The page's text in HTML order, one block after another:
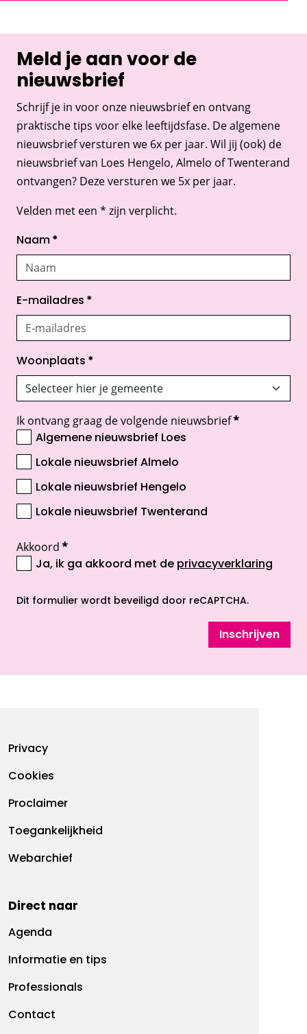
Meld je aan voor de
nieuwsbrief
Schrijf je in voor onze nieuwsbrief en ontvang
praktische tips voor elke leeftijdsfase. De algemene
nieuwsbrief versturen we 6x per jaar. Wil jij (ook) de
nieuwsbrief van Loes Hengelo, Almelo of Twenterand
ontvangen? Deze versturen we 5x per jaar.
Velden met een * zijn verplicht.
Naam *
E-mailadres *
Woonplaats *
Ik ontvang graag de volgende nieuwsbrief*
Algemene nieuwsbrief Loes
Lokale nieuwsbrief Almelo
Lokale nieuwsbrief Hengelo
Lokale nieuwsbrief Twenterand
Akkoord*
Ja, ik ga akkoord met de privacyverklaring
Dit formulier wordt beveiligd door reCAPTCHA.
Inschrijven
Footermenu
Privacy
Cookies
Proclaimer
Toegankelijkheid
Webarchief
Direct naar
Agenda
Informatie en tips
Professionals
Contact